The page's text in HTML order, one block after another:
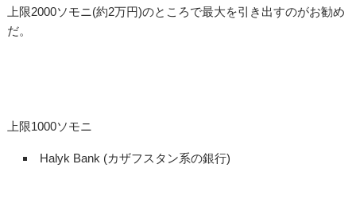
上限2000ソモニ(約2万円)のところで最大を引き出すのがお勧め
だ。
上限1000ソモニ
Halyk Bank (カザフスタン系の銀行)